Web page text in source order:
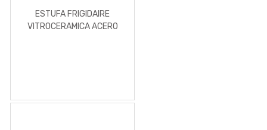
ESTUFA FRIGIDAIRE
VITROCERAMICA ACERO